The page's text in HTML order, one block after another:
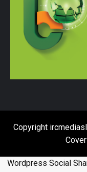
Copyright
Wordpress Social